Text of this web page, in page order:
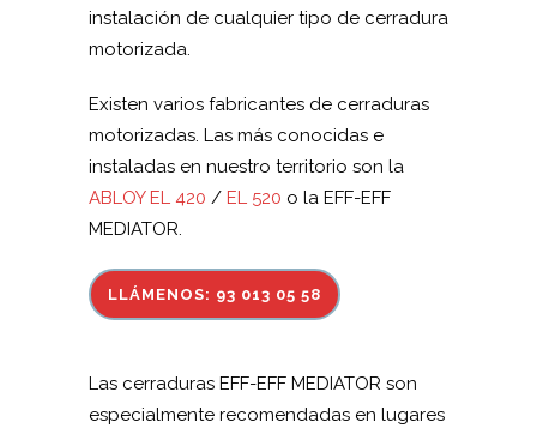
instalación de cualquier tipo de cerradura
motorizada.
Existen varios fabricantes de cerraduras
motorizadas. Las más conocidas e
instaladas en nuestro territorio son la
ABLOY EL 420 / EL 520 o la EFF-EFF
MEDIATOR.
LLÁMENOS: 93 013 05 58
Las cerraduras EFF-EFF MEDIATOR son
especialmente recomendadas en lugares